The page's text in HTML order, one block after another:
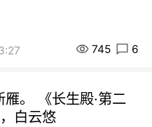
745 6
。 《长生殿·第二
白云悠